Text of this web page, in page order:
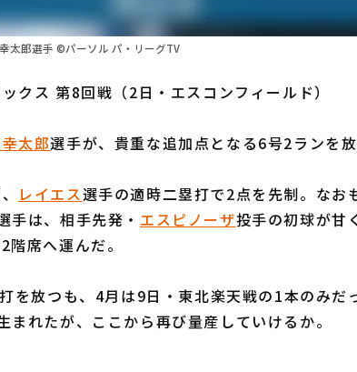
太郎選手 ©パーソル パ・リーグTV
クス 第8回戦（2日・エスコンフィールド）
太郎選手が、貴重な追加点となる6号2ランを
レイエス選手の適時二塁打で2点を先制。なお
手は、相手先発・ エスピノーザ投手の初球が甘
席へ運んだ。
を放つも、4月は9日・東北楽天戦の1本のみだ
れたが、ここから再び量産していけるか。